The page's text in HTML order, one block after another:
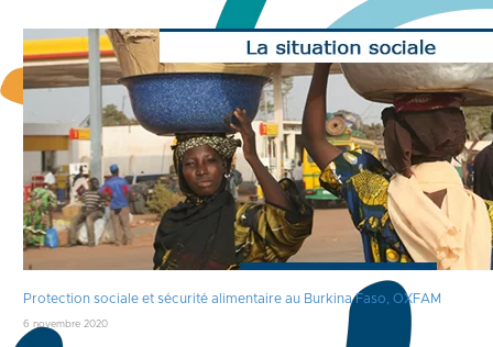
Protection sociale et sécurité alimentaire au Burkina Faso, OXFAM
6 novembre 2020